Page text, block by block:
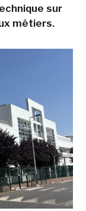
sur
métiers.